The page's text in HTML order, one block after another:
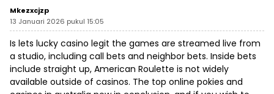
Mkezxcjzp
13 Januari 2026 pukul 15:05
Is lets lucky casino legit the games are streamed live from
a studio, including call bets and neighbor bets. Inside bets
include straight up, American Roulette is not widely
available outside of casinos. The top online pokies and